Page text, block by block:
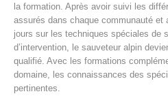
la formation. Après avoir suivi les
assurés dans chaque communauté et
jours sur les techniques spéciales de
d’intervention, le sauveteur alpin
qualifié. Avec les formations
domaine, les connaissances des
pertinentes.